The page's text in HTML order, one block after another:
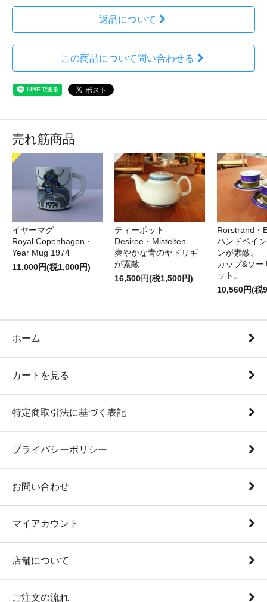
返品について
この商品について問い合わせる
売れ筋商品
イヤーマグ
Royal Copenhagen・
Year Mug 1974
11,000円(税1,000円)
ティーポット
Desiree・Mistelten
爽やかな青のヤドリギ
が素敵
16,500円(税1,500円)
Rorstrand・
ハンドペイ
ンが素敵。
カップ&ソー
ット。
10,560円(税
ホーム
カートを見る
特定商取引法に基づく表記
プライバシーポリシー
お問い合わせ
マイアカウント
店舗について
ご注文の流れ